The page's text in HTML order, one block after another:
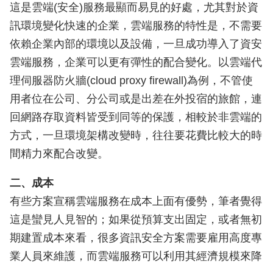
這是雲端(安全)服務最顯而易見的好處，尤其對於資
訊環境變化快速的企業，雲端服務的特性是，不需要
依賴企業內部的環境以及設備，一旦成功導入了資安
雲端服務，企業可以更有彈性的配合變化。以雲端代
理伺服器防火牆(cloud proxy firewall)為例，不管使
用者位在公司、分公司或是出差在外投宿的旅館，連
回網路存取資料皆受到同等的保護，相較於非雲端的
方式，一旦環境架構改變時，往往要花費比較大的時
間精力來配合改變。
二、成本
有些方案宣稱雲端服務在成本上面有優勢，筆者覺得
這是蠻見人見智的；如果從預算支出固定，或者無初
期建置成本來看，很多資訊安全方案需要雇用高度專
業人員來維護，而雲端服務可以利用其經濟規模來降